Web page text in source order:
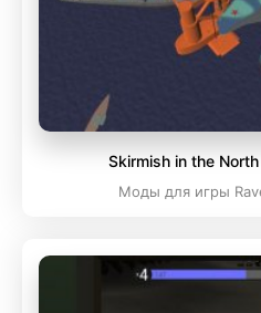
Skirmish in the
Моды для игры